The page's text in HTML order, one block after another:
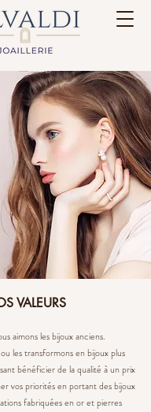
VALEURS
aimons les bijoux anciens.
les transformons en bijoux plus
bénéficier de la qualité à un prix
vos priorités en portant des bijoux
fabriquées en or et pierres